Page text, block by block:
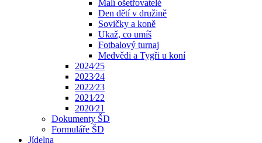
Malí ošetřovatelé
Den dětí v družině
Sovičky a koně
Ukaž, co umíš
Fotbalový turnaj
Medvědi a Tygři u koní
2024⁄25
2023⁄24
2022⁄23
2021⁄22
2020⁄21
Dokumenty ŠD
Formuláře ŠD
Jídelna